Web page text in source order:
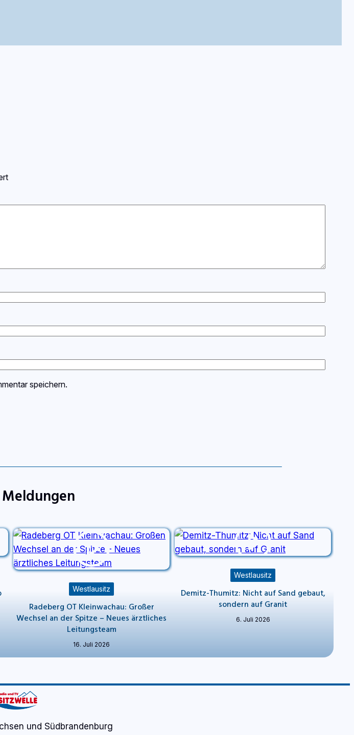
speichern.
Westlausitz
Radeberg OT Kleinwachau: Großer
Wechsel an der Spitze – Neues ärztliches
Leitungsteam
16. Juli 2026
Westlausitz
Demitz-Thumitz: Nicht auf Sand gebaut,
sondern auf Granit
6. Juli 2026
und Südbrandenburg